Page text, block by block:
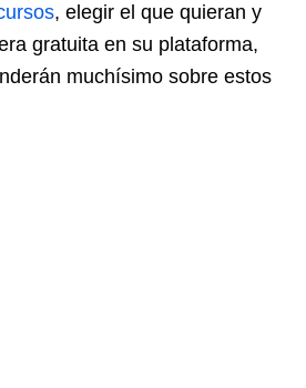
, elegir el que quieran y
gratuita en su plataforma,
muchísimo sobre estos